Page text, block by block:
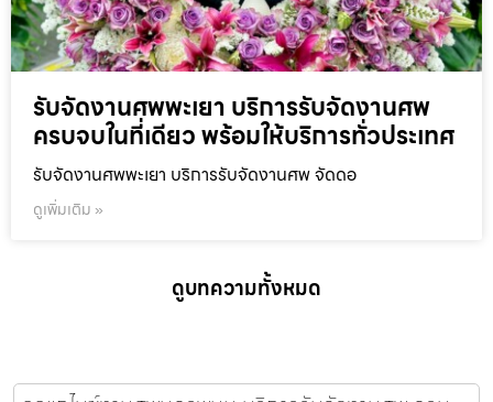
รับจัดงานศพพะเยา บริการรับจัดงานศพ
ครบจบในที่เดียว พร้อมให้บริการทั่วประเทศ
รับจัดงานศพพะเยา บริการรับจัดงานศพ จัดดอ
ดูเพิ่มเติม »
ดูบทความทั้งหมด